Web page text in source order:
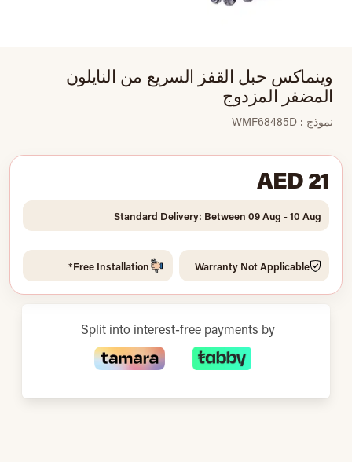
وينماكس حبل القفز السريع من النايلون
المضفر المزدوج
نموذج : WMF68485D
AED 21
Standard Delivery: Between 09 Aug - 10 Aug
Warranty Not Applicable
Free Installation*
Split into interest-free payments by